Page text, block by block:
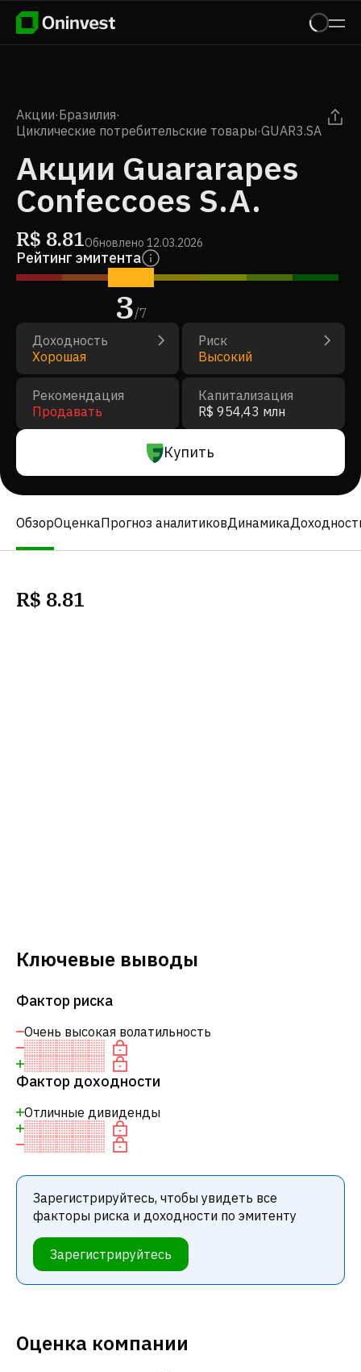
Акции·Бразилия·
Циклические потребительские товары·GUAR3.SA
Акции Guararapes
Confeccoes S.A.
R$ 8.81Обновлено 12.03.2026
Рейтинг эмитента
3/7
Доходность
Хорошая
Риск
Высокий
Рекомендация
Продавать
Капитализация
R$ 954,43 млн
Купить
ОбзорОценкаПрогноз аналитиковДинамика
R$ 8.81
Ключевые выводы
Фактор риска
Очень высокая волатильность
Фактор доходности
Отличные дивиденды
Зарегистрируйтесь, чтобы увидеть все
факторы риска и доходности по эмитенту
Зарегистрируйтесь
Оценка компании